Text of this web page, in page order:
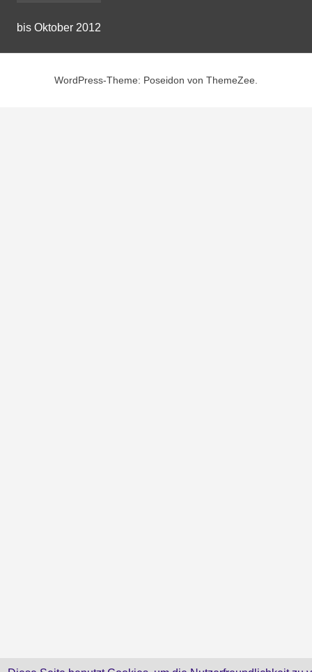
bis Oktober 2012
WordPress-Theme: Poseidon von ThemeZee.